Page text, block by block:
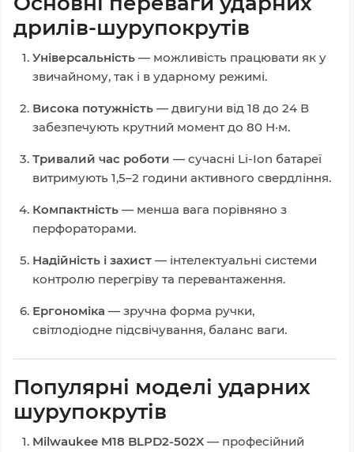
дрилів-шурупокрутів
Універсальність — можливість працювати як у
звичайному, так і в ударному режимі.
Висока потужність — двигуни від 18 до 24 В
забезпечують крутний момент до 80 Н·м.
Тривалий час роботи — сучасні Li-Ion батареї
витримують 1,5–2 години активного свердління.
Компактність — менша вага порівняно з
перфораторами.
Надійність і захист — інтелектуальні системи
контролю перегріву та перевантаження.
Ергономіка — зручна форма ручки,
світлодіодне підсвічування, баланс ваги.
Популярні моделі ударних
шурупокрутів
Milwaukee M18 BLPD2-502X — професійний